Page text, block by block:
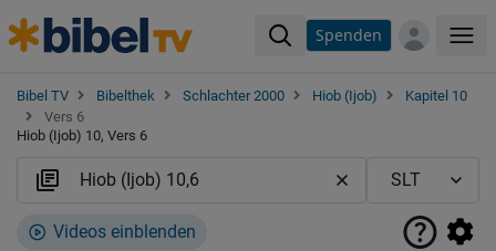
Spenden
Bibel TV Bibelthek Schlachter 2000 Hiob (Ijob)
Kapitel 10
Vers 6
Hiob (Ijob) 10, Vers 6
Videos einblenden